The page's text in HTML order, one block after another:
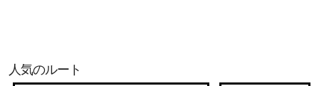
人気のルート